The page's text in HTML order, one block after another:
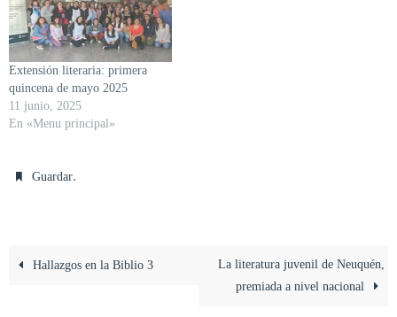
Extensión literaria: primera
quincena de mayo 2025
11 junio, 2025
En «Menu principal»
Guardar.
Hallazgos en la Biblio 3
La literatura juvenil de Neuquén,
premiada a nivel nacional